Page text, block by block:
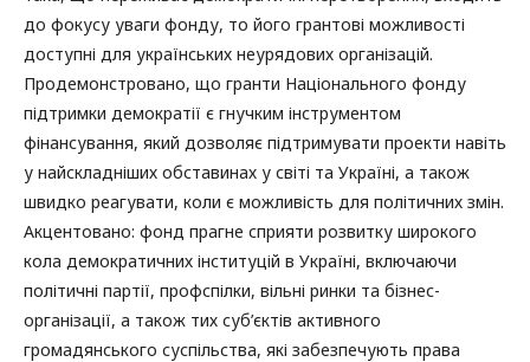
до фокусу уваги фонду, то його грантові можливості
доступні для українських неурядових організацій.
Продемонстровано, що гранти Національного фонду
підтримки демократії є гнучким інструментом
фінансування, який дозволяє підтримувати проекти навіть
у найскладніших обставинах у світі та Україні, а також
швидко реагувати, коли є можливість для політичних змін.
Акцентовано: фонд прагне сприяти розвитку широкого
кола демократичних інституцій в Україні, включаючи
політичні партії, профспілки, вільні ринки та бізнес-
організації, а також тих суб’єктів активного
громадянського суспільства, які забезпечують права